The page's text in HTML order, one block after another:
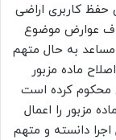
۳ اصلاحی قانون حفظ کاربری اراضی
را به لحاظ حذف عوارض موضوع
مساعد به حال متهم
ماده مزبور
محکوم کرده است
مزبور را اعمال
۳ قانون مصوّب ۱۳۷۴ را قابـل اجرا دانسته و متهم